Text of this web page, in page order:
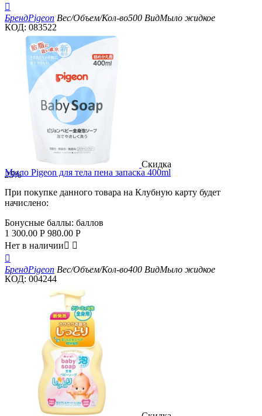

БрендPigeon Вес/Объем/Кол-во500 ВидМыло жидкое
КОД: 083522
Скидка
25%
Мыло Pigeon для тела пена запаска 400ml
При покупке данного товара на Клубную карту будет
начислено:
Бонусные баллы: баллов
1 300.00 Р 980.00 Р
Нет в наличии 

БрендPigeon Вес/Объем/Кол-во400 ВидМыло жидкое
КОД: 004244